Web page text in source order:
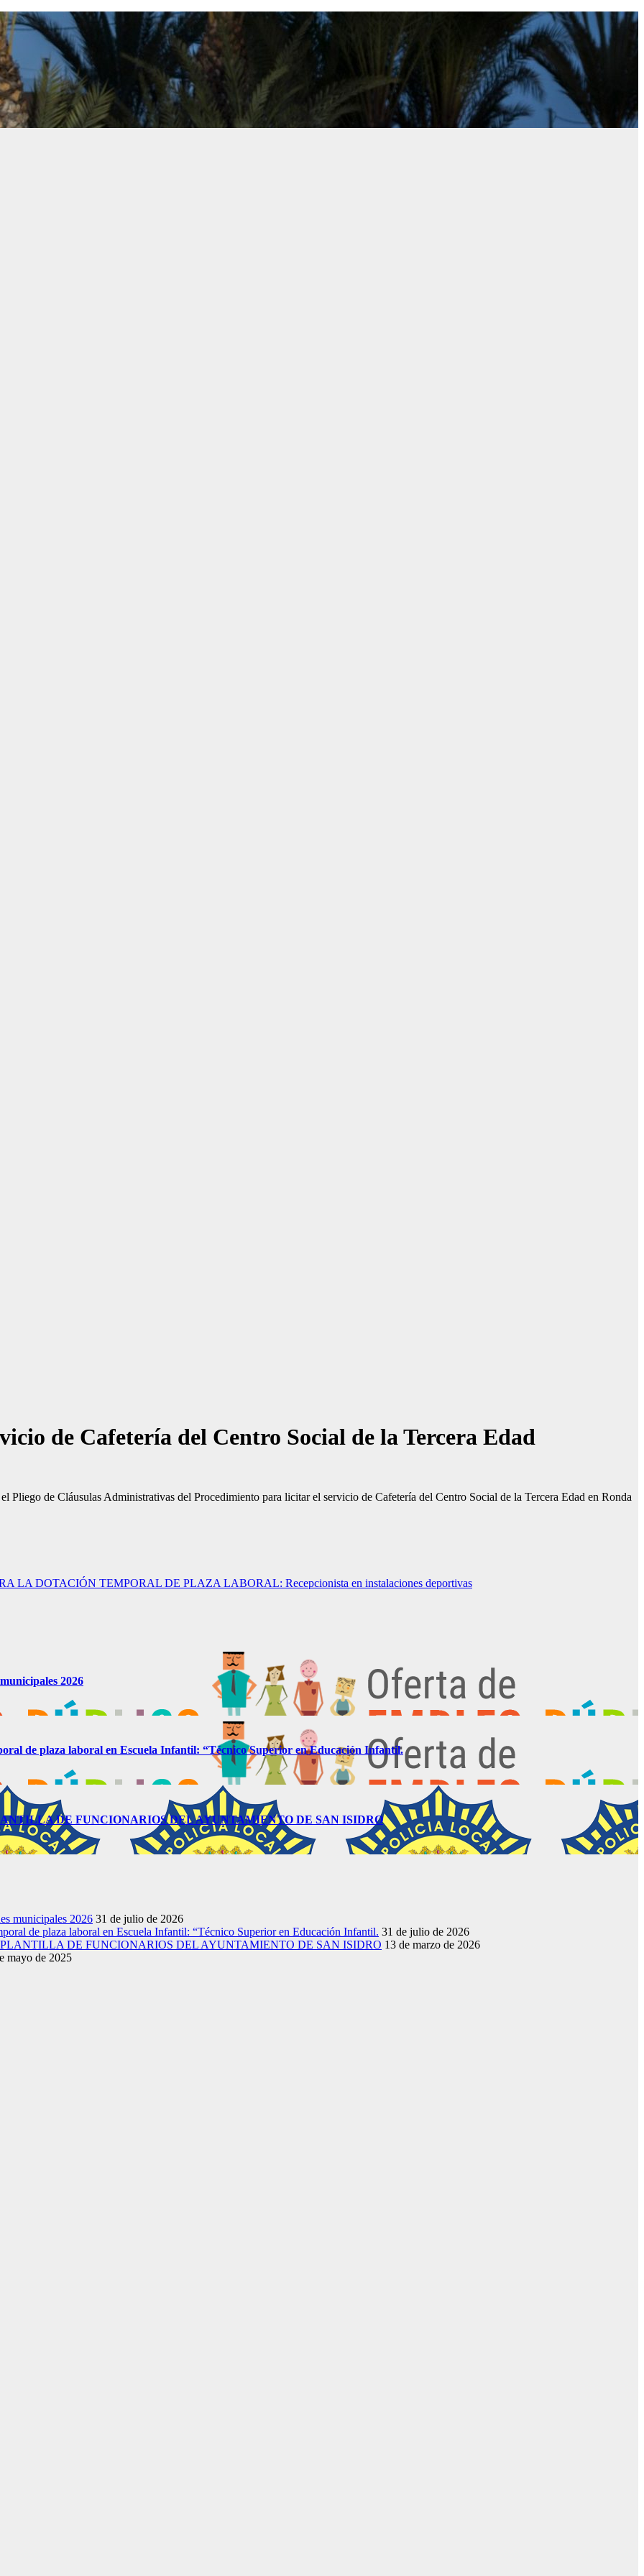
de Cafetería del Centro Social de la Tercera Edad
Pliego de Cláusulas Administrativas del Procedimiento para licitar el servicio de Cafetería del Centro Social de la Tercera Edad en Ronda
LA DOTACIÓN TEMPORAL DE PLAZA LABORAL: Recepcionista en instalaciones deportivas
2026
de plaza laboral en Escuela Infantil: “Técnico Superior en Educación Infantil.
DE FUNCIONARIOS DEL AYUNTAMIENTO DE SAN ISIDRO
municipales 2026 31 de julio de 2026
de plaza laboral en Escuela Infantil: “Técnico Superior en Educación Infantil. 31 de julio de 2026
DE FUNCIONARIOS DEL AYUNTAMIENTO DE SAN ISIDRO 13 de marzo de 2026
mayo de 2025